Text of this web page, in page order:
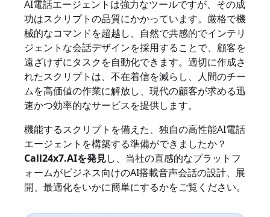
AI電話エージェントは強力なツールですが、その成
功はスクリプトの品質にかかっています。厳格で機
械的なコマンドを超越し、自然で共感的でインテリ
ジェントな会話デザインを採用することで、顧客を
遠ざけずにタスクを自動化できます。適切に作成さ
れたスクリプトは、不在着信を減らし、人間のチー
ムを高価値の作業に解放し、現代の顧客が求める迅
速かつ効率的なサービスを提供します。
機能するスクリプトを備えた、独自の高性能AI電話
エージェントを構築する準備ができましたか？
Call24x7.AIを発見し、当社の直感的なプラットフ
ォームがビジネス向けのAI搭載音声会話の設計、展
開、最適化をいかに簡単にするかをご覧ください。